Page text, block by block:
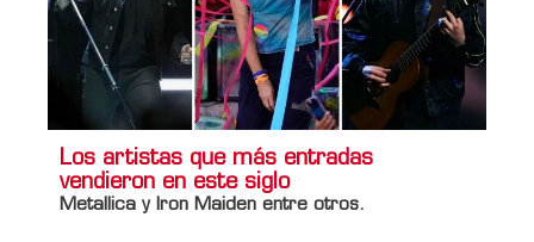
Los artistas que más entradas
vendieron en este siglo
Metallica y Iron Maiden entre otros.